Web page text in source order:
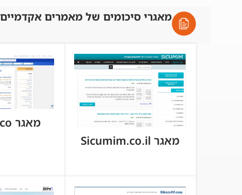
מאגרי סיכומים של מאמרים אקדמיים
מאגר Sicumim.co.il
מאגר Spitball.co